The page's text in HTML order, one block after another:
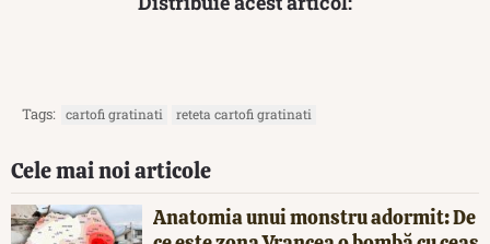
Tags: cartofi gratinati reteta cartofi gratinati
Cele mai noi articole
Anatomia unui monstru adormit: De